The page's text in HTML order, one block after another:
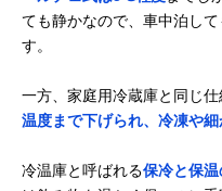
ても静かなので、車中泊し
す。
一方、家庭用冷蔵庫と同じ
温度まで下げられ、冷凍や
冷温庫と呼ばれる保冷と保